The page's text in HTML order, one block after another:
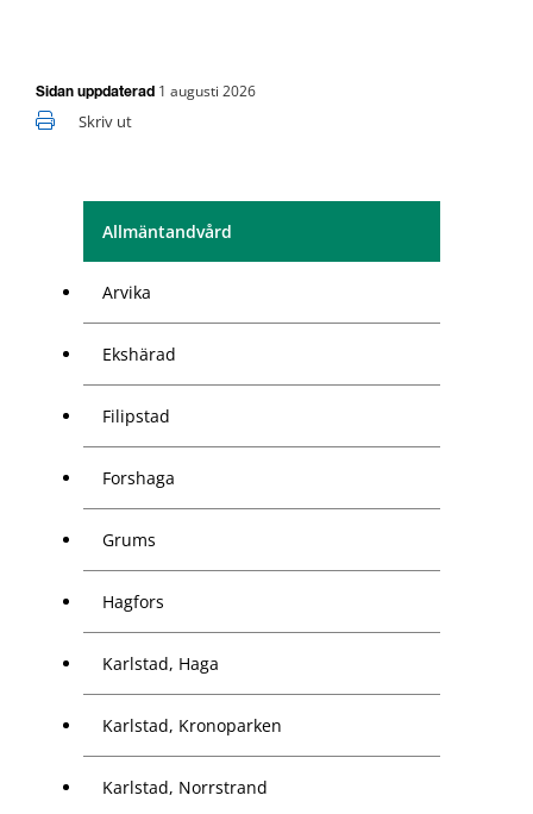
Allmäntandvård
Arvika
Ekshärad
Filipstad
Forshaga
Grums
Hagfors
Karlstad, Haga
Karlstad, Kronoparken
Karlstad, Norrstrand
Sidan uppdaterad 1 augusti 2026
Skriv ut